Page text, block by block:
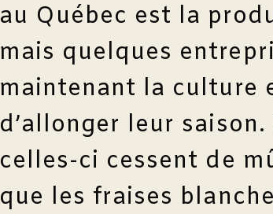
au Québec est la
mais quelques
maintenant la culture
d’allonger leur
celles-ci cessent de
que les fraises